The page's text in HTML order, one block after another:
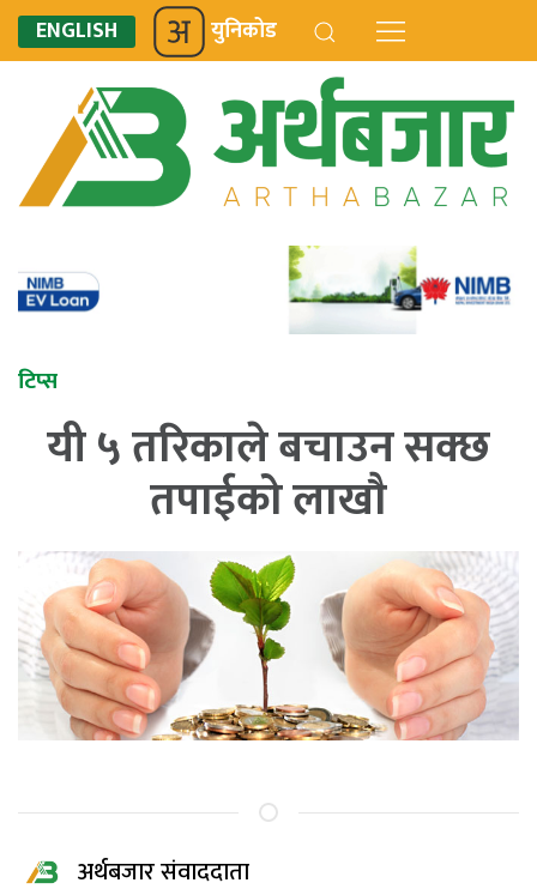
ENGLISH युनिकोड
टिप्स
यी ५ तरिकाले बचाउन सक्छ
तपाईको लाखाै
अर्थबजार संवाददाता